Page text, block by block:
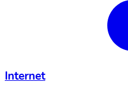
Internet